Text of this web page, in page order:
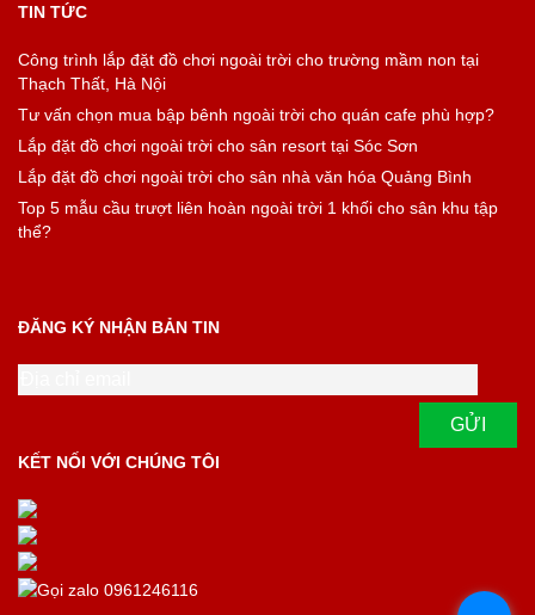
TIN TỨC
Công trình lắp đặt đồ chơi ngoài trời cho trường mầm non tại
Thạch Thất, Hà Nội
Tư vấn chọn mua bập bênh ngoài trời cho quán cafe phù hợp?
Lắp đặt đồ chơi ngoài trời cho sân resort tại Sóc Sơn
Lắp đặt đồ chơi ngoài trời cho sân nhà văn hóa Quảng Bình
Top 5 mẫu cầu trượt liên hoàn ngoài trời 1 khối cho sân khu tập
thể?
ĐĂNG KÝ NHẬN BẢN TIN
KẾT NỐI VỚI CHÚNG TÔI